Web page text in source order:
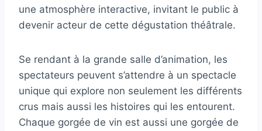
une atmosphère interactive, invitant le public à
devenir acteur de cette dégustation théâtrale.
Se rendant à la grande salle d’animation, les
spectateurs peuvent s’attendre à un spectacle
unique qui explore non seulement les différents
crus mais aussi les histoires qui les entourent.
Chaque gorgée de vin est aussi une gorgée de